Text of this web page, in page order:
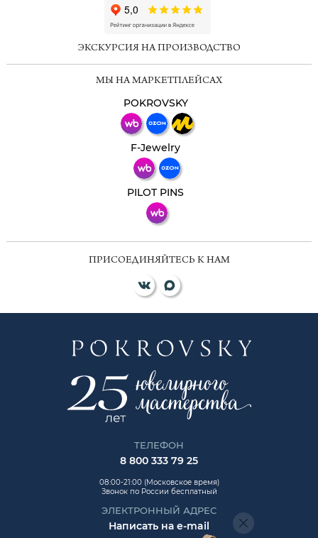
ЭКСКУРСИЯ НА ПРОИЗВОДСТВО
МЫ НА МАРКЕТПЛЕЙСАХ
POKROVSKY
F-Jewelry
PILOT PINS
ПРИСОЕДИНЯЙТЕСЬ К НАМ
ТЕЛЕФОН
8 800 333 79 25
08:00-21:00 (Московское время)
Звонок по России бесплатный
ЭЛЕКТРОННЫЙ АДРЕС
Написать на e-mail